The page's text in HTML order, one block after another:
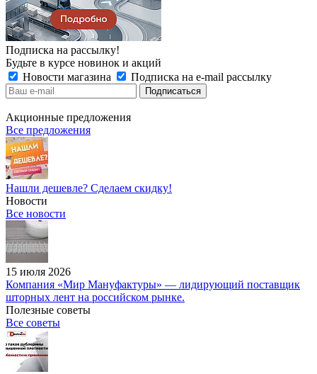
Подписка на рассылку!
Будьте в курсе новинок и акций
Новости магазина
Подписка на e-mail рассылку
Акционные предложения
Все предложения
Нашли дешевле? Сделаем скидку!
Новости
Все новости
15 июля 2026
Компания «Мир Мануфактуры» — лидирующий поставщик
шторных лент на российском рынке.
Полезные советы
Все советы